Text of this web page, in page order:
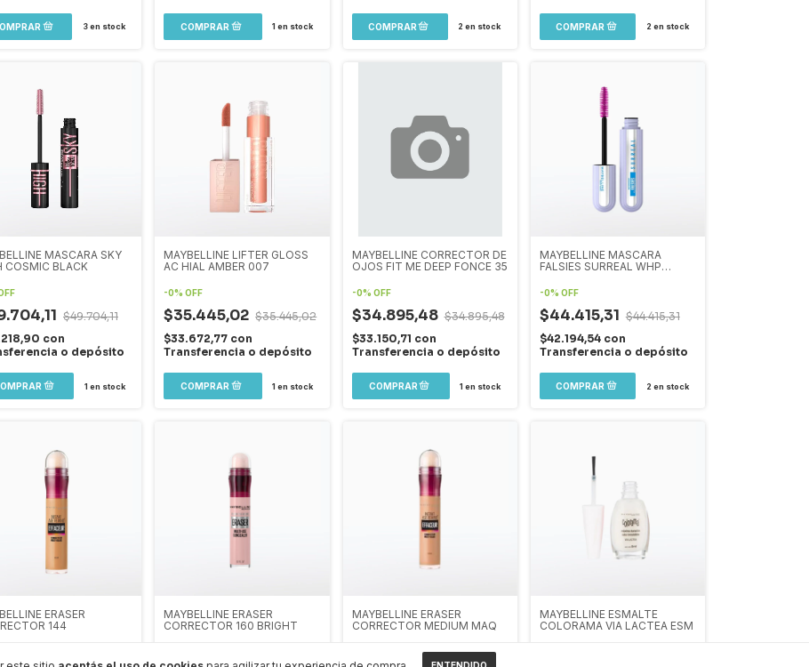
3en stock 1 en stock 2 en stock 2 en stock
MASCARA SKY
COSMIC BLACK
$49.704,11
con
o depósito
1 en stock
MAYBELLINE LIFTER GLOSS
AC HIAL AMBER 007
-0%OFF
$35.445,02 $35.445,02
$33.672,77 con
Transferencia o depósito
1 en stock
MAYBELLINE CORRECTOR DE
OJOS FIT ME DEEP FONCE 35
-0% OFF
$34.895,48 $34.895,48
$33.150,71 con
Transferencia o depósito
1 en stock
MAYBELLINE MASCARA
FALSIES SURREAL WHP
-0% OFF
$44.415,31 $44.415,31
$42.194,54 con
Transferencia o depósito
2 en stock
ERASER
144
MAYBELLINE ERASER
CORRECTOR 160 BRIGHT
MAYBELLINE ERASER
CORRECTOR MEDIUM MAQ
MAYBELLINE ESMALTE
COLORAMA VIA LACTEA ESM